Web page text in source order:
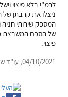
ניצלו את קרבתן של
המספק שירותי
של הסכם המשבצת
פיצוי.
04/10/2021, עו"ד